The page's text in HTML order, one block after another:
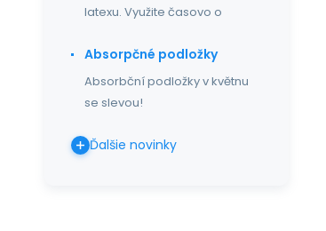
latexu. Využite časovo o
Absorpčné podložky
Absorbční podložky v květnu
se slevou!
Ďalšie novinky